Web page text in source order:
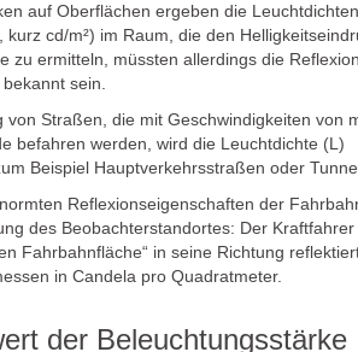
auf Oberflächen ergeben die
kurz cd/m²) im Raum, die den
zu ermitteln, müssten allerdings die
sein.
von Straßen, die mit Geschwindigkeiten von
befahren werden, wird die Leuchtdichte (L)
Beispiel Hauptverkehrsstraßen oder
Reflexionseigenschaften der
des Beobachterstandortes: Der
Fahrbahnfläche“ in seine Richtung
in Candela pro Quadratmeter.
der Beleuchtungsstärke